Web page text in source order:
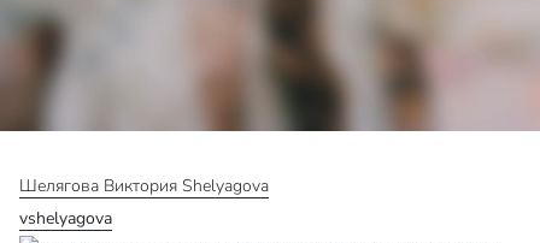
Шелягова Виктория Shelyagova
vshelyagova